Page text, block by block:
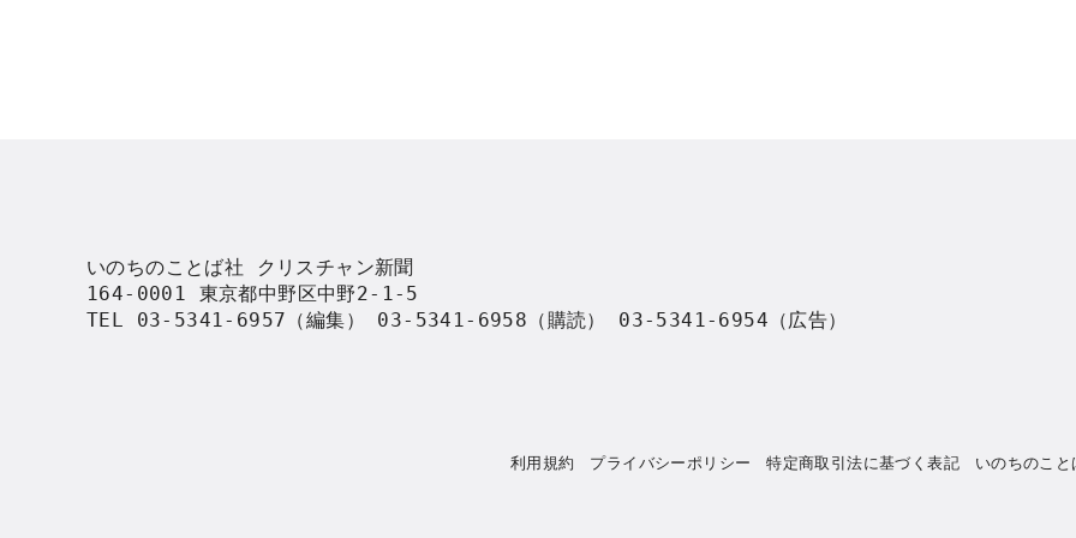
いのちのことば社 クリスチャン新聞
164-0001 東京都中野区中野2-1-5
TEL 03-5341-6957（編集） 03-5341-6958（購読） 03-5341-6954（広告）
利用規約 プライバシーポリシー 特定商取引法に基づく表記 いのちのこと